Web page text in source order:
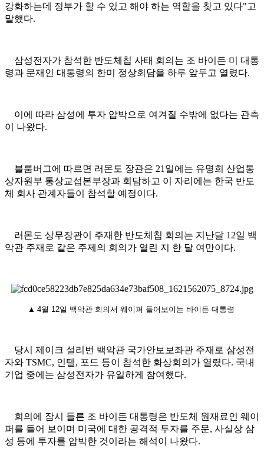
강화하는데 정부가 할 수 있고 해야 하는 역할을 찾고 있다"고
말했다.
삼성전자가 참석한 반도체칩 사태 회의는 조 바이든 미 대통
령과 문재인 대통령의 한미 정상회담을 하루 앞두고 열렸다.
이에 따라 삼성에 투자 압박으로 여겨질 수밖에 없다는 관측
이 나왔다.
블룸버그에 따르면 러몬도 장관은 21일에는 유명희 산업통
상자원부 통상교섭본부장과 회담하고 이 자리에는 한국 반도
체 회사 관계자들이 참석할 예정이다.
러몬도 상무장관이 주재한 반도체칩 회의는 지난달 12일 백
악관 주재로 같은 주제의 회의가 열린 지 한 달 여만이다.
▲ 4월 12일 백악관 회의서 웨이퍼 들어보이는 바이든 대통령
당시 제이크 설리번 백악관 국가안보보좌관 주재로 삼성전
자와 TSMC, 인텔, 포드 등이 참석한 화상회의가 열렸다. 국내
기업 중에는 삼성전자가 유일하게 참여했다.
회의에 잠시 들른 조 바이든 대통령은 반도체 원재료인 웨이
퍼를 들어 보이며 미국에 대한 공격적 투자를 주문, 사실상 삼
성 등에 투자를 압박한 것이라는 해석이 나왔다.